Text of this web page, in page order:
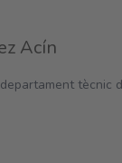
Acín
tècnic